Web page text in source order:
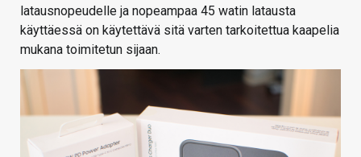
latausnopeudelle ja nopeampaa 45 watin latausta
käyttäessä on käytettävä sitä varten tarkoitettua kaapelia
mukana toimitetun sijaan.